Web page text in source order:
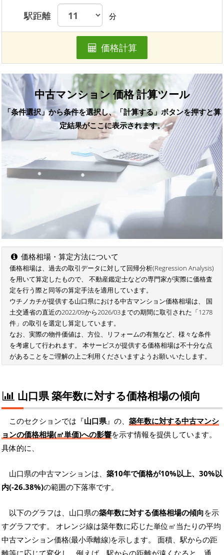
駅距離 分
価格計算
中古マンション 価格 計算ツール
「条件選択」から条件を選択し、「計算する」ボタンを押すと算
定結果がここに表示されます。
価格相場・算定方法について
価格相場は、過去の取引データに対して回帰分析(Regression Analysis)
を用いて算定したもので、 不動産鑑定士などの専門家が実際に価格査
定を行う際と同等の算定手法を適用しています。
ウチノカチが提供する山口県における中古マンション価格相場は、 国
土交通省の直近の2022/09から2026/03までの期間に取引された「1278
件」の取引を選定し算定しています。
なお、実際の物件価値は、方位、リフォームの有無など、様々な条件
を考慮して行われます。 本サービスが提供する価格相場は不十分な点
があることをご理解の上ご利用くださいますようお願いいたします。
山口県 築年数に対する価格相場の傾向
このセクションでは『山口県 』の、 築年数に対する中古マンシ
ョンの価格相場(㎡単価)への影響を示す情報を提供しています。
具体的に、
山口県の中古マンションは、 築10年で価格が10%以上、30%以
内(-26.38%)の範囲の下落率です。
以下のグラフは、山口県の築年数に対する価格相場の傾向を示
すグラフです。 オレンジ線は築年数に応じた単位㎡当たりの平均
中古マンション価格(最小乖離線)を示します。 面積、駅からの距
離等に応じて変化し、例えば、駅からの距離が遠くなると、通